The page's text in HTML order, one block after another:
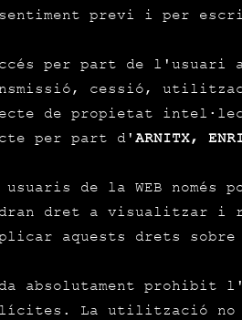
previ i per
per part de l'usuari
cessió,
de propietat
per part d' ARNITX,
usuaris de la WEB
dret a visualitzar i
aquests drets
absolutament prohibit
La utilització no